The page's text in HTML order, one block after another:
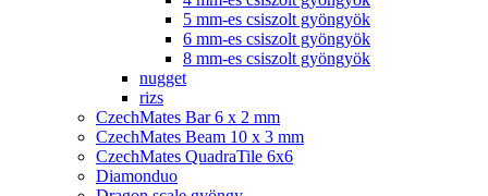
5 mm-es csiszolt gyöngyök
6 mm-es csiszolt gyöngyök
8 mm-es csiszolt gyöngyök
nugget
rizs
CzechMates Bar 6 x 2 mm
CzechMates Beam 10 x 3 mm
CzechMates QuadraTile 6x6
Diamonduo